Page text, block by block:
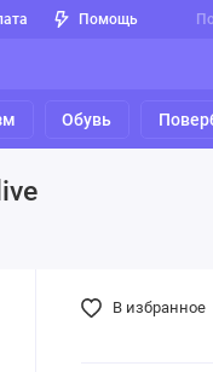
Помощь
Обувь
В избранное